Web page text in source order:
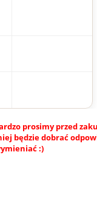
prosimy przed
będzie dobrać
:)